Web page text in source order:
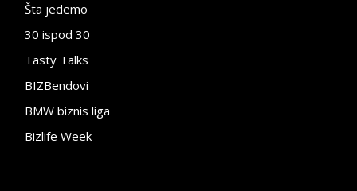
Šta jedemo
30 ispod 30
Tasty Talks
BIZBendovi
BMW biznis liga
Bizlife Week